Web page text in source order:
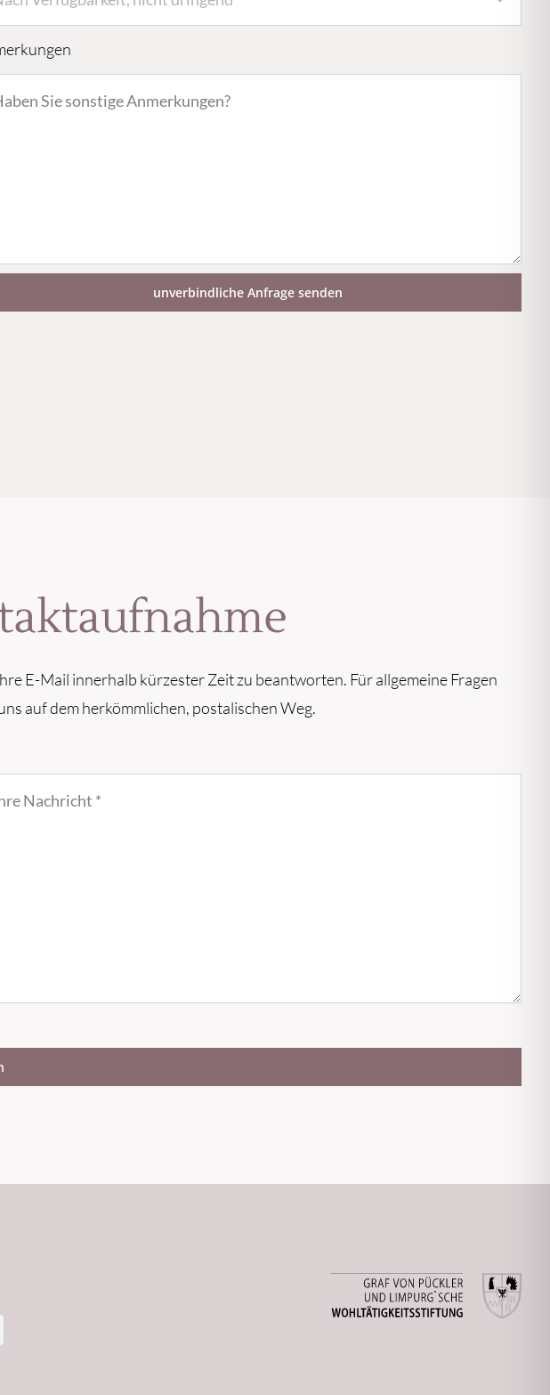
unverbindliche Anfrage senden
E-Mail innerhalb kürzester Zeit zu beantworten. Für allgemeine Fragen
auf dem herkömmlichen, postalischen Weg.